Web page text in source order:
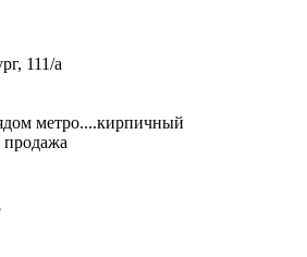
111/а
метро....кирпичный
продажа